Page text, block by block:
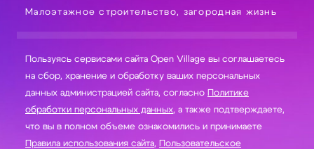
Малоэтажное строительство, загородная жизнь
Пользуясь сервисами сайта Open Village вы соглашаетесь
на сбор, хранение и обработку ваших персональных
данных администрацией сайта, согласно Политике
обработки персональных данных, а также подтверждаете,
что вы в полном объеме ознакомились и принимаете
Правила использования сайта, Пользовательское